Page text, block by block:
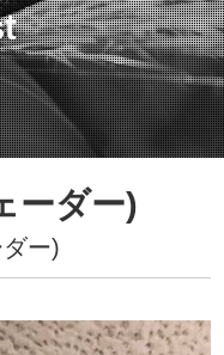
ーダー)
ー)